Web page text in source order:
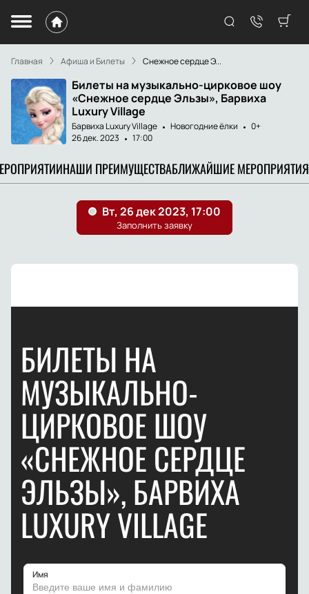
Главная Афиша и Билеты Снежное сердце Э...
Билеты на музыкально-цирковое шоу
«Снежное сердце Эльзы», Барвиха
Luxury Village
Барвиха Luxury Village Новогодние ёлки
0+
26 дек. 2023
17:00
НАШИ ПРЕИМУЩЕСТВАБЛИЖАЙШИЕ МЕРОПРИЯТИЯ
БИЛЕТЫ НА
МУЗЫКАЛЬНО-
ЦИРКОВОЕ ШОУ
«СНЕЖНОЕ СЕРДЦЕ
ЭЛЬЗЫ», БАРВИХА
LUXURY VILLAGE
Имя